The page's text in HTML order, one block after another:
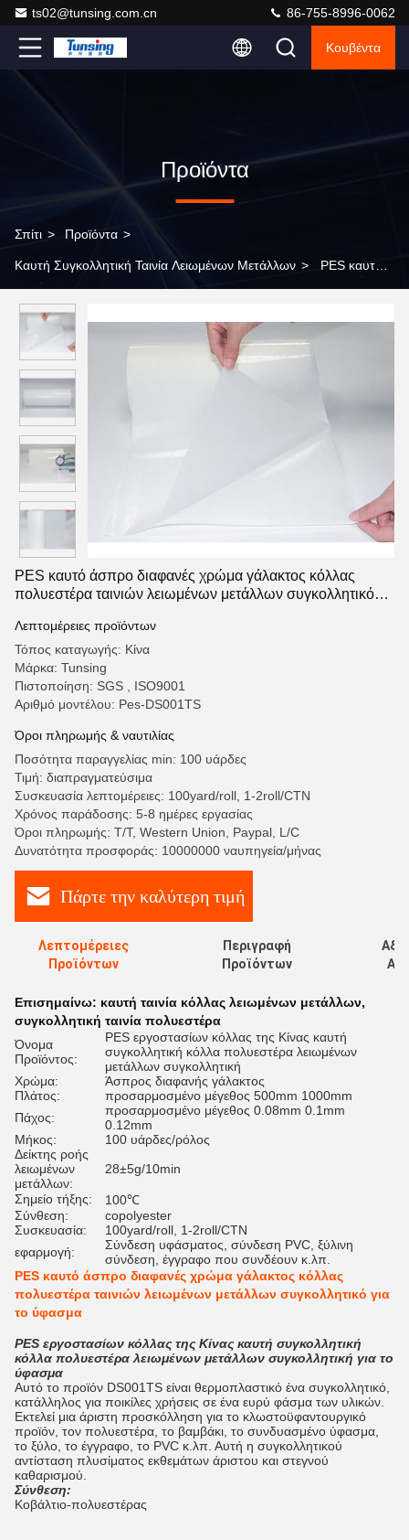
ts02@tunsing.com.cn 86-755-8996-0062
Κουβέντα
Προϊόντα
Σπίτι > Προϊόντα >
Καυτή Συγκολλητική Ταινία Λειωμένων Μετάλλων > PES καυτό
λειωμένων μετάλλων συγκολλητικό για το ύφασμα
PES καυτό άσπρο διαφανές χρώμα γάλακτος κόλλας
πολυεστέρα ταινιών λειωμένων μετάλλων συγκολλητικό
Λεπτομέρειες προϊόντων
Τόπος καταγωγής: Κίνα
Μάρκα: Tunsing
Πιστοποίηση: SGS , ISO9001
Αριθμό μοντέλου: Pes-DS001TS
Όροι πληρωμής & ναυτιλίας
Ποσότητα παραγγελίας min: 100 υάρδες
Τιμή: διαπραγματεύσιμα
Συσκευασία λεπτομέρειες: 100yard/roll, 1-2roll/CTN
Χρόνος παράδοσης: 5-8 ημέρες εργασίας
Όροι πληρωμής: T/T, Western Union, Paypal, L/C
Δυνατότητα προσφοράς: 10000000 ναυπηγεία/μήνας
Πάρτε την καλύτερη τιμή
Λεπτομέρειες
Προϊόντων
Περιγραφή
Προϊόντων
Επισημαίνω: καυτή ταινία κόλλας λειωμένων μετάλλων,
συγκολλητική ταινία πολυεστέρα
Όνομα
Προϊόντος:
PES εργοστασίων κόλλας της Κίνας καυτή
συγκολλητική κόλλα πολυεστέρα λειωμένων
μετάλλων συγκολλητική
Χρώμα:
Άσπρος διαφανής γάλακτος
Πλάτος:
προσαρμοσμένο μέγεθος 500mm 1000mm
Πάχος:
προσαρμοσμένο μέγεθος 0.08mm 0.1mm
0.12mm
Μήκος:
100 υάρδες/ρόλος
Δείκτης ροής
λειωμένων
μετάλλων:
28±5g/10min
Σημείο τήξης:
100℃
Σύνθεση:
copolyester
Συσκευασία:
100yard/roll, 1-2roll/CTN
εφαρμογή:
Σύνδεση υφάσματος, σύνδεση PVC, ξύλινη
σύνδεση, έγγραφο που συνδέουν κ.λπ.
PES καυτό άσπρο διαφανές χρώμα γάλακτος κόλλας
πολυεστέρα ταινιών λειωμένων μετάλλων συγκολλητικό για
το ύφασμα
PES εργοστασίων κόλλας της Κίνας καυτή συγκολλητική
κόλλα πολυεστέρα λειωμένων μετάλλων συγκολλητική για το
ύφασμα
Αυτό το προϊόν DS001TS είναι θερμοπλαστικό ένα συγκολλητικό,
κατάλληλος για ποικίλες χρήσεις σε ένα ευρύ φάσμα των υλικών.
Εκτελεί μια άριστη προσκόλληση για το κλωστοϋφαντουργικό
προϊόν, τον πολυεστέρα, το βαμβάκι, το συνδυασμένο ύφασμα,
το ξύλο, το έγγραφο, το PVC κ.λπ. Αυτή η συγκολλητικού
αντίσταση πλυσίματος εκθεμάτων άριστου και στεγνού
καθαρισμού.
Σύνθεση:
Κοβάλτιο-πολυεστέρας